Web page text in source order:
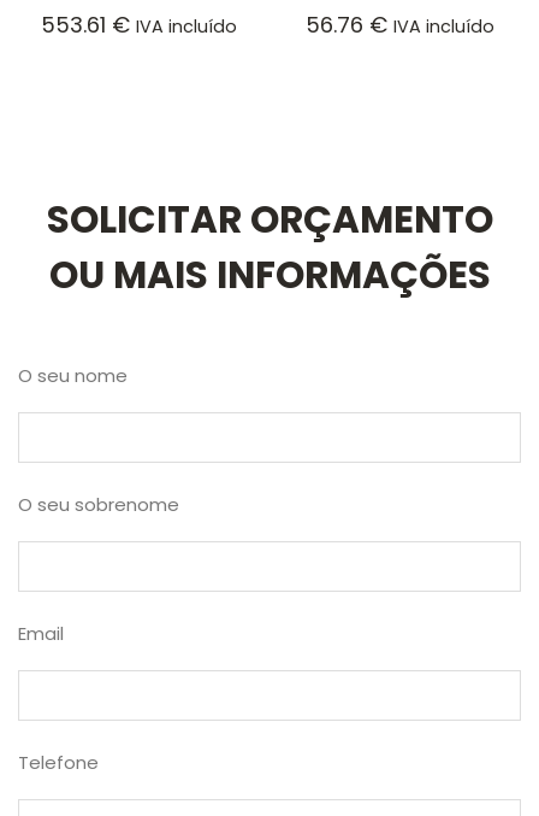
553.61 € IVA incluído 56.76 € IVA incluído
SOLICITAR ORÇAMENTO
OU MAIS INFORMAÇÕES
O seu nome
O seu sobrenome
Email
Telefone